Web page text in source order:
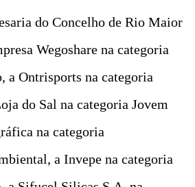
do Concelho de Rio Maior
Wegoshare na categoria
a Ontrisports na categoria
do Sal na categoria Jovem
na categoria
a Invepe na categoria